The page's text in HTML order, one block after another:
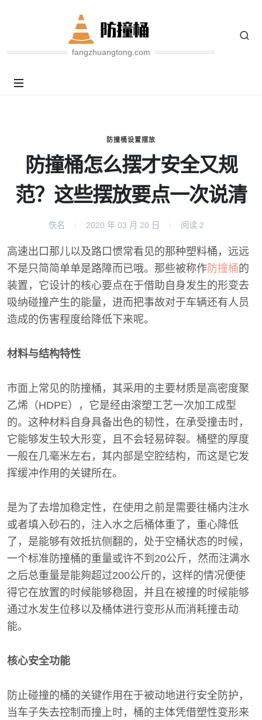
fangzhuangtong.com
防撞桶设置摆放
防撞桶怎么摆才安全又规
范？这些摆放要点一次说清
佚名 2020 年 03 月 20 日 阅读 2
高速出口那儿以及路口惯常看见的那种塑料桶，远远
不是只简简单单是路障而已哦。那些被称作防撞桶的
装置，它设计的核心要点在于借助自身发生的形变去
吸纳碰撞产生的能量，进而把事故对于车辆还有人员
造成的伤害程度给降低下来呢。
材料与结构特性
市面上常见的防撞桶，其采用的主要材质是高密度聚
乙烯（HDPE），它是经由滚塑工艺一次加工成型
的。这种材料自身具备出色的韧性，在承受撞击时，
它能够发生较大形变，且不会轻易碎裂。桶壁的厚度
一般在几毫米左右，其内部是空腔结构，而这是它发
挥缓冲作用的关键所在。
是为了去增加稳定性，在使用之前是需要往桶内注水
或者填入砂石的，注入水之后桶体重了，重心降低
了，是能够有效抵抗侧翻的，处于空桶状态的时候，
一个标准防撞桶的重量或许不到20公斤，然而注满水
之后总重量是能夠超过200公斤的，这样的情况便使
得它在放置的时候能够稳固，并且在被撞的时候能够
通过水发生位移以及桶体进行变形从而消耗撞击动
能。
核心安全功能
防止碰撞的桶的关键作用在于被动地进行安全防护，
当车子失去控制而撞上时，桶的主体凭借塑性变形来